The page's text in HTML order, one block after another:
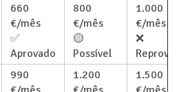
660
€/mês
✅
Aprovado
800
€/mês
🟡
Possível
1.000
€/mês
❌
990
1.200
1.500